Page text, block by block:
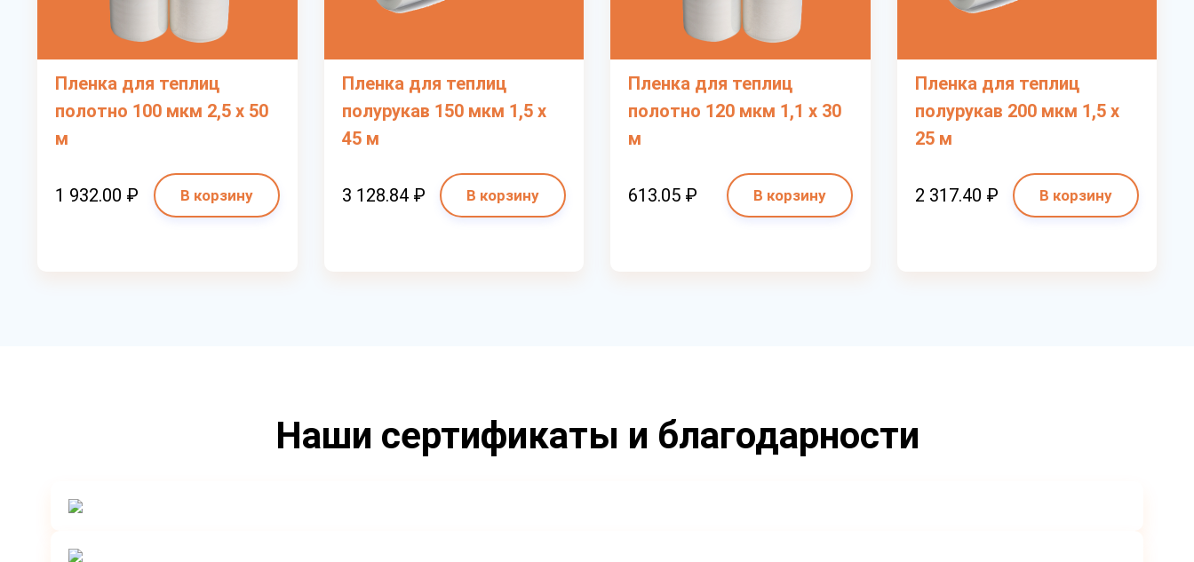
Пленка для теплиц
полотно 100 мкм 2,5 х 50
м
1 932.00 ₽ В корзину
Пленка для теплиц
полурукав 150 мкм 1,5 х
45 м
3 128.84 ₽ В корзину
Пленка для теплиц
полотно 120 мкм 1,1 х 30
м
613.05 ₽ В корзину
Пленка для теплиц
полурукав 200 мкм 1,5 х
25 м
2 317.40 ₽ В корзину
Наши сертификаты и благодарности